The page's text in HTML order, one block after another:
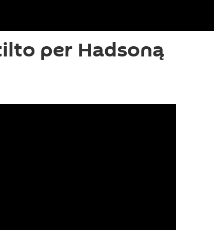
per Hadsoną